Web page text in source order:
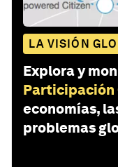
LA VISIÓN
Explora y
Participación
economías,
problemas